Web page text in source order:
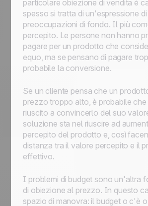
particolare obiezione di vendita è
spesso si tratta di un'espressione
preoccupazioni di fondo. Il più
percepito. Le persone non hanno
pagare per un prodotto che
equo, ma se pensano di pagare
probabile la conversione.
Se un cliente pensa che un
prezzo troppo alto, è probabile che
riuscito a convincerlo del suo
soluzione sta nel riuscire ad
percepito del prodotto e, così
distanza tra il valore percepito e il
effettivo.
I problemi di budget sono un'altra
di obiezione al prezzo. In questo
spazio di manovra: il budget o c'è